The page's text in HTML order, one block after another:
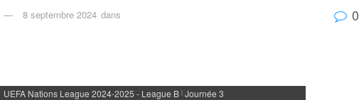
8 septembre 2024 dans 0
UEFA Nations League 2024-2025 - League B | Journée 3